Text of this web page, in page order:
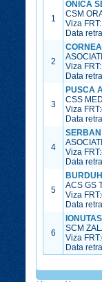
1
ONICA
CSM
Viza FRT:
Data
2
Viza FRT:
Data
3
PUSCA
CSS
Viza FRT:
Data
4
SERBAN
Viza FRT:
Data
5
ACS GS
Viza FRT:
Data
6
SCM
Viza FRT:
Data